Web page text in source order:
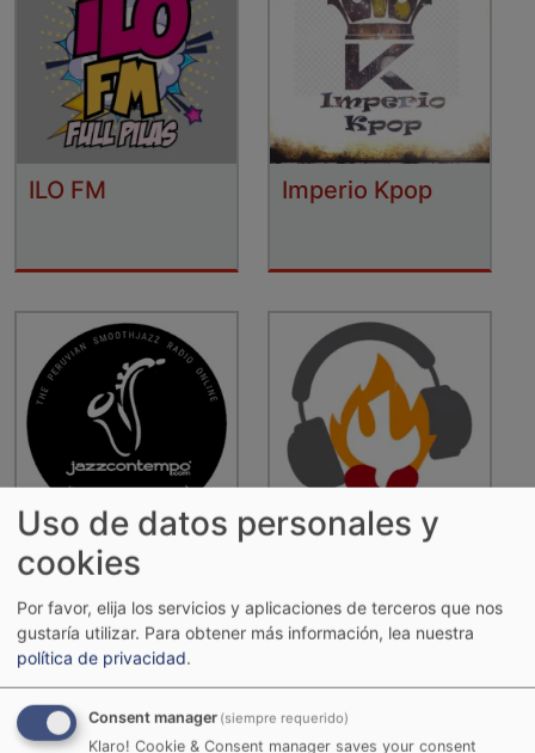
ILO FM Imperio Kpop
Jazz Contempo
Uso de datos personales y
cookies
Por favor, elija los servicios y aplicaciones de terceros que nos
gustaría utilizar. Para obtener más información, lea nuestra
política de privacidad.
Consent manager (siempre requerido)
Klaro! Cookie & Consent manager saves your consent